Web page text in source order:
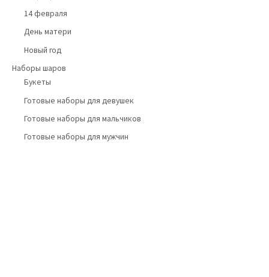
14 февраля
День матери
Новый год
Наборы шаров
Букеты
Готовые наборы для девушек
Готовые наборы для мальчиков
Готовые наборы для мужчин